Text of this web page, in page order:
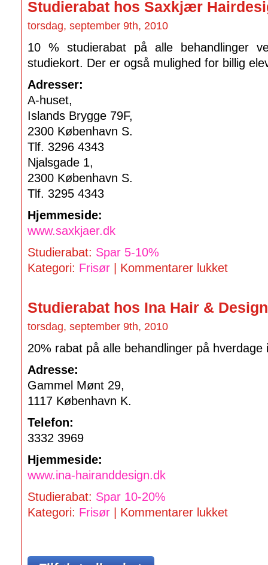
Studierabat hos Saxkjær
torsdag, september 9th, 2010
10 % studierabat på alle behandlinger
studiekort. Der er også mulighed for billig
Adresser:
A-huset,
Islands Brygge 79F,
2300 København S.
Tlf. 3296 4343
Njalsgade 1,
2300 København S.
Tlf. 3295 4343
Hjemmeside:
www.saxkjaer.dk
Studierabat: Spar 5-10%
Kategori: Frisør Kommentarer lukket
Studierabat hos Ina Hair & Design
torsdag, september 9th, 2010
20% rabat på alle behandlinger på hverdage
Adresse:
Gammel Mønt 29,
1117 København K.
Telefon:
3332 3969
Hjemmeside:
www.ina-hairanddesign.dk
Studierabat: Spar 10-20%
Kategori: Frisør Kommentarer lukket